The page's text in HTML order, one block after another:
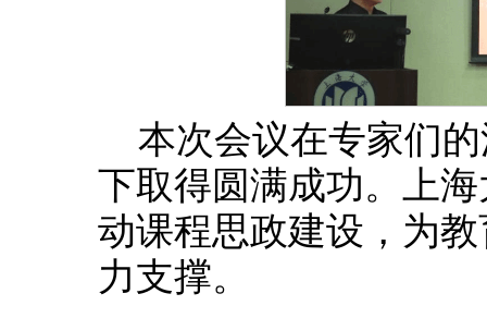
本次会议在专家们
下取得圆满成功。上
动课程思政建设，为
力支撑。